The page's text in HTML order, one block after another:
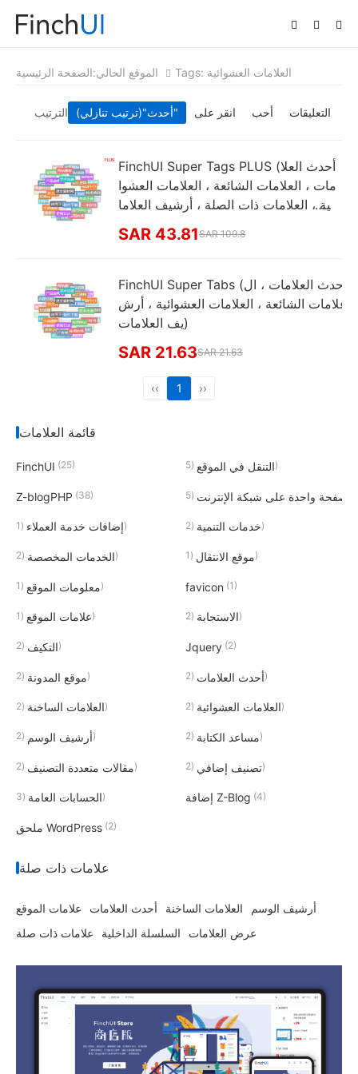
الموقع الحالي:الصفحة الرئيسية Tags: العلامات العشوائية
الترتيب أحدث"(ترتيب تنازلي)" انقر على أحب التعليقات
FinchUI Super Tags PLUS (أحدث العلا
مات ، العلامات الشائعة ، العلامات العشوا
ئية ، العلامات ذات الصلة ، أرشيف العلاما
ت ، سلسلة العلامات الداخلية ، عرض العلا
مات)
SAR 43.81SAR 109.8
FinchUI Super Tabs (أحدث العلامات ، ال
علامات الشائعة ، العلامات العشوائية ، أرش
يف العلامات)
SAR 21.63SAR 21.63
‹‹ 1 ››
قائمة العلامات
FinchUI (25) التنقل في الموقع(5)
Z-blogPHP (38) صفحة واحدة على شبكة الإنترنت
إضافات خدمة العملاء(1) خدمات التنمية(2)
الخدمات المخصصة(2) موقع الانتقال(1)
معلومات الموقع(1) favicon (1)
علامات الموقع(1) الاستجابة(2)
التكيف(2) Jquery(2)
موقع المدونة(2) أحدث العلامات(2)
العلامات الساخنة(2) العلامات العشوائية(2)
أرشيف الوسم(2) مساعد الكتابة(2)
مقالات متعددة التصنيف(2) تصنيف إضافي(2)
الحسابات العامة(3) إضافة Z-Blog (4)
ملحق WordPress (2)
علامات ذات صلة
علامات الموقع أحدث العلامات العلامات الساخنة
أرشيف الوسم
علامات ذات صلة
السلسلة الداخلية عرض العلامات